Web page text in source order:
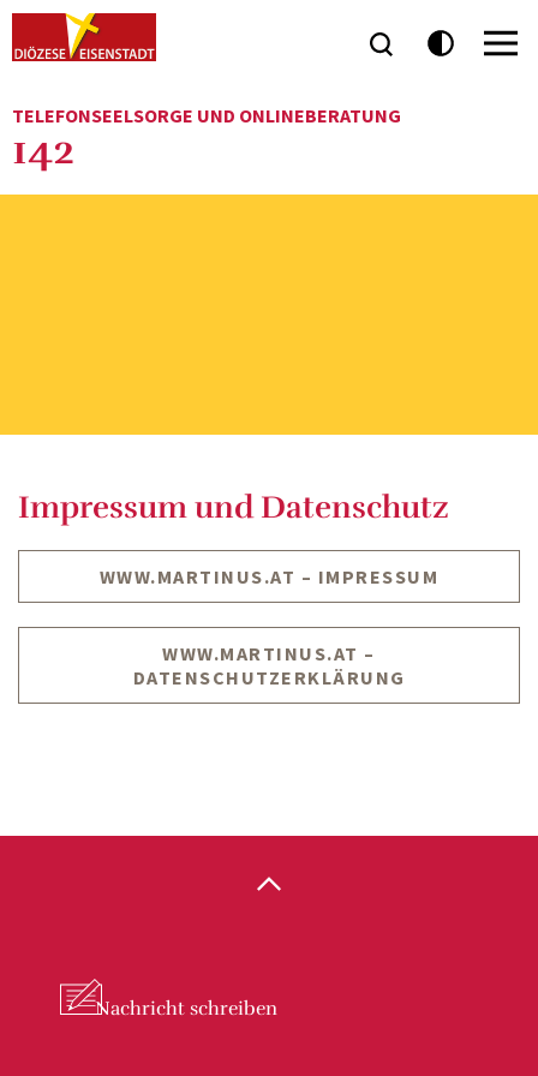
TELEFONSEELSORGE UND ONLINEBERATUNG
142
Impressum und Datenschutz
WWW.MARTINUS.AT – IMPRESSUM
WWW.MARTINUS.AT –
DATENSCHUTZERKLÄRUNG
Nachricht schreiben